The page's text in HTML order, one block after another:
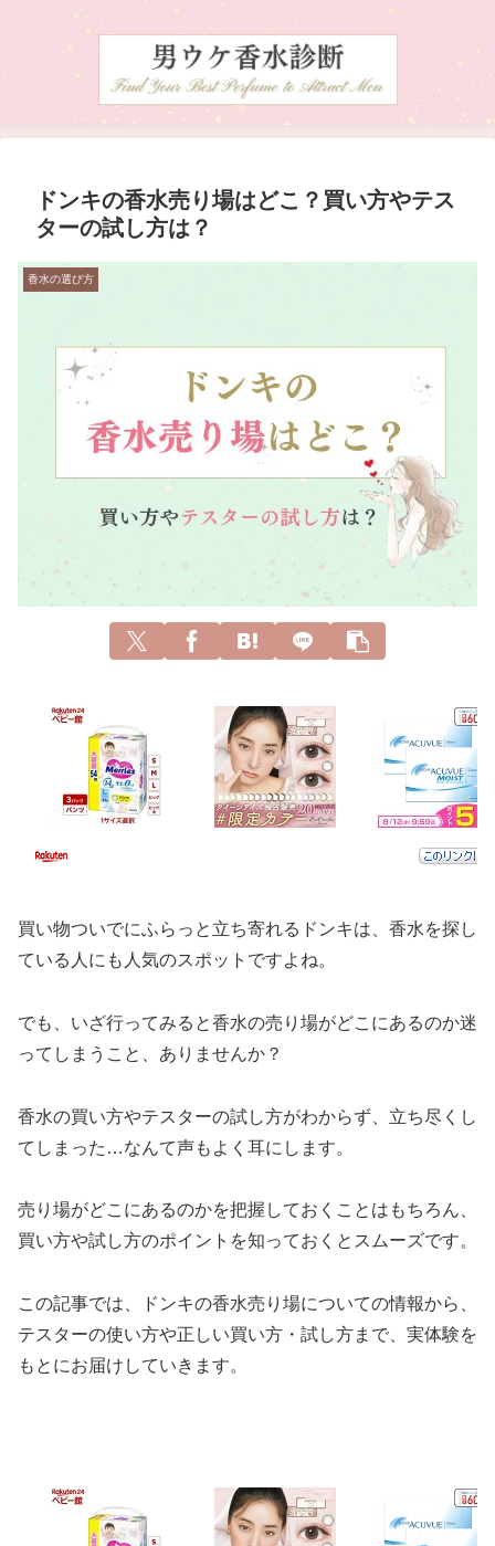
ドンキの香水売り場はどこ？買い方やテス
ターの試し方は？
香水の選び方
買い物ついでにふらっと立ち寄れるドンキは、香水を探し
ている人にも人気のスポットですよね。
でも、いざ行ってみると香水の売り場がどこにあるのか迷
ってしまうこと、ありませんか？
香水の買い方やテスターの試し方がわからず、立ち尽くし
てしまった…なんて声もよく耳にします。
売り場がどこにあるのかを把握しておくことはもちろん、
買い方や試し方のポイントを知っておくとスムーズです。
この記事では、ドンキの香水売り場についての情報から、
テスターの使い方や正しい買い方・試し方まで、実体験を
もとにお届けしていきます。